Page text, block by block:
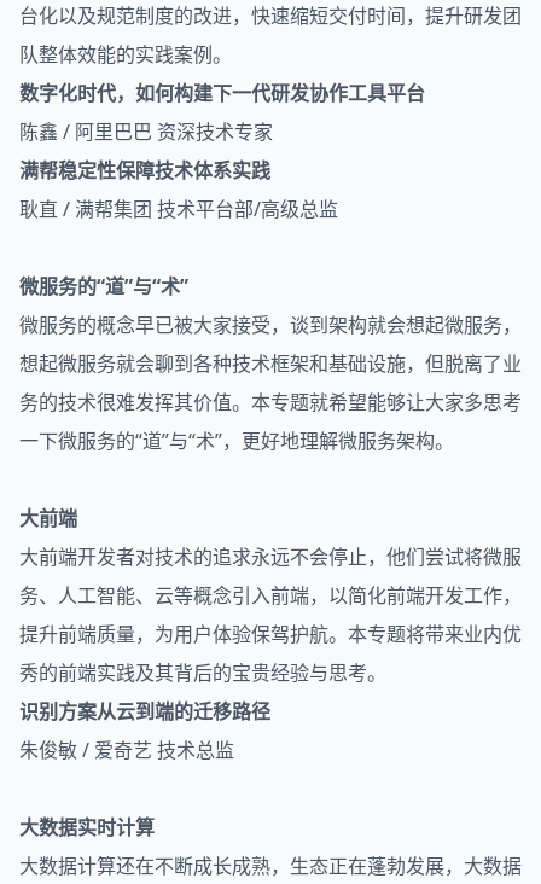
台化以及规范制度的改进，快速缩短交付时间，提升研发团
队整体效能的实践案例。
数字化时代，如何构建下一代研发协作工具平台
陈鑫 / 阿里巴巴 资深技术专家
满帮稳定性保障技术体系实践
耿直 / 满帮集团 技术平台部/高级总监
微服务的“道”与“术”
微服务的概念早已被大家接受，谈到架构就会想起微服务，
想起微服务就会聊到各种技术框架和基础设施，但脱离了业
务的技术很难发挥其价值。本专题就希望能够让大家多思考
一下微服务的“道”与“术”，更好地理解微服务架构。
大前端
大前端开发者对技术的追求永远不会停止，他们尝试将微服
务、人工智能、云等概念引入前端，以简化前端开发工作，
提升前端质量，为用户体验保驾护航。本专题将带来业内优
秀的前端实践及其背后的宝贵经验与思考。
识别方案从云到端的迁移路径
朱俊敏 / 爱奇艺 技术总监
大数据实时计算
大数据计算还在不断成长成熟，生态正在蓬勃发展，大数据